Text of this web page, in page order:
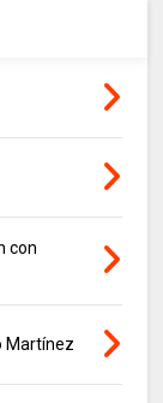
con
Martínez